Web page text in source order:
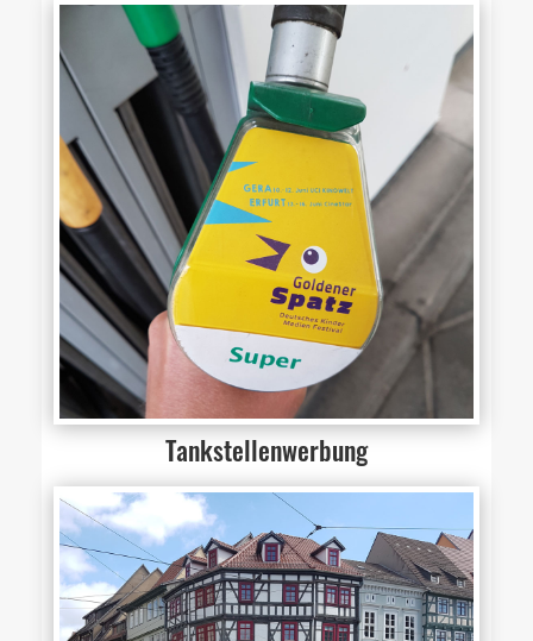
Tankstellenwerbung